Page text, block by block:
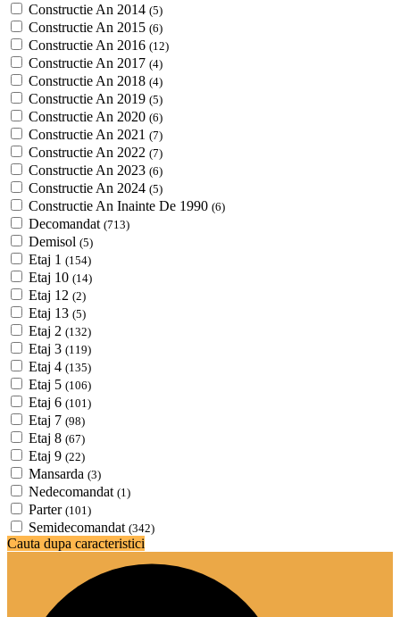
Constructie An 2014 (5)
Constructie An 2015 (6)
Constructie An 2016 (12)
Constructie An 2017 (4)
Constructie An 2018 (4)
Constructie An 2019 (5)
Constructie An 2020 (6)
Constructie An 2021 (7)
Constructie An 2022 (7)
Constructie An 2023 (6)
Constructie An 2024 (5)
Constructie An Inainte De 1990 (6)
Decomandat (713)
Demisol (5)
Etaj 1 (154)
Etaj 10 (14)
Etaj 12 (2)
Etaj 13 (5)
Etaj 2 (132)
Etaj 3 (119)
Etaj 4 (135)
Etaj 5 (106)
Etaj 6 (101)
Etaj 7 (98)
Etaj 8 (67)
Etaj 9 (22)
Mansarda (3)
Nedecomandat (1)
Parter (101)
Semidecomandat (342)
Cauta dupa caracteristici